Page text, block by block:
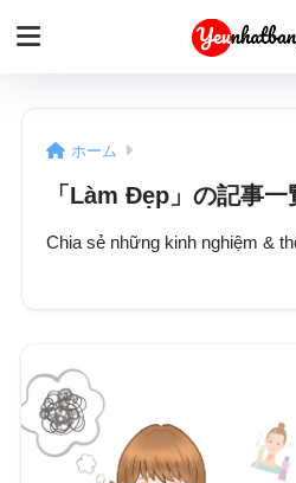
ホーム
「Làm Đẹp」の記事一
Chia sẻ những kinh nghiệm &